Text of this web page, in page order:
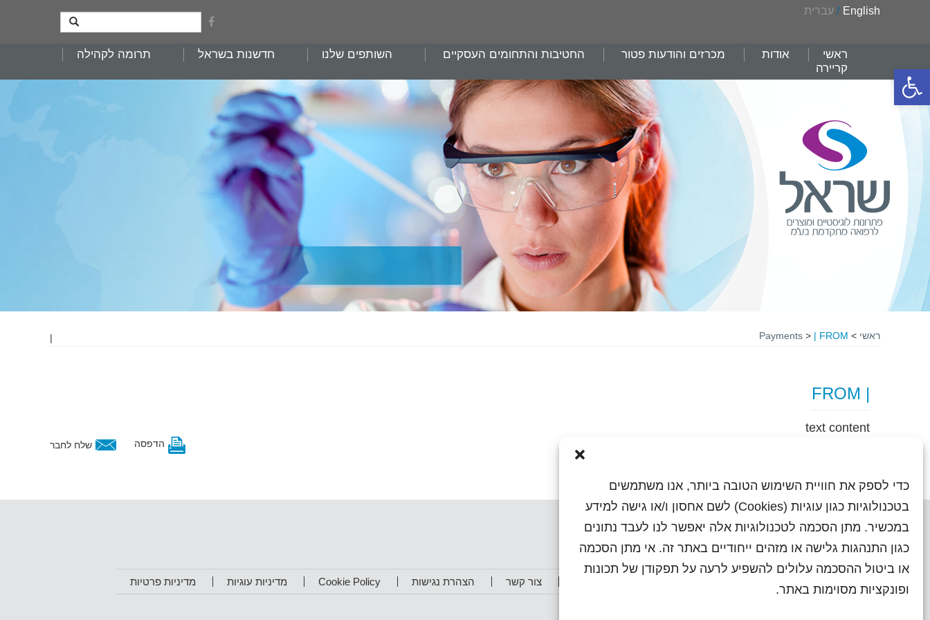
פתח סרגל נגישות
כדי לספק את חוויית השימוש הטובה ביותר, אנו משתמשים
בטכנולוגיות כגון עוגיות (Cookies) לשם אחסון ו/או גישה למידע
במכשיר. מתן הסכמה לטכנולוגיות אלה יאפשר לנו לעבד נתונים
כגון התנהגות גלישה או מזהים ייחודיים באתר זה. אי מתן הסכמה
או ביטול ההסכמה עלולים להשפיע לרעה על תפקודן של תכונות
ופונקציות מסוימות באתר.
English
/ עברית
ראשי אודות מכרזים והודעות פטור החטיבות והתחומים העסקיים השותפים שלנו חדשנות בשראל
תרומה לקהילה
קריירה
ראשי >
Payments > | FROM
|
| FROM
text content
שלח לחבר הדפסה
צור קשר הצהרת נגישות Cookie Policy מדיניות עוגיות מדיניות פרטיות